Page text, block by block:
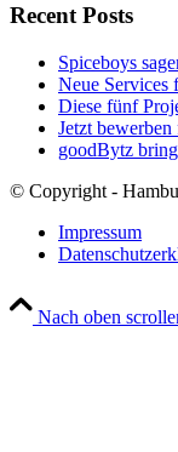
Recent Posts
Spiceboys
Neue Services
Diese fünf
Jetzt
goodBytz
© Copyright -
Impressum
Nach oben